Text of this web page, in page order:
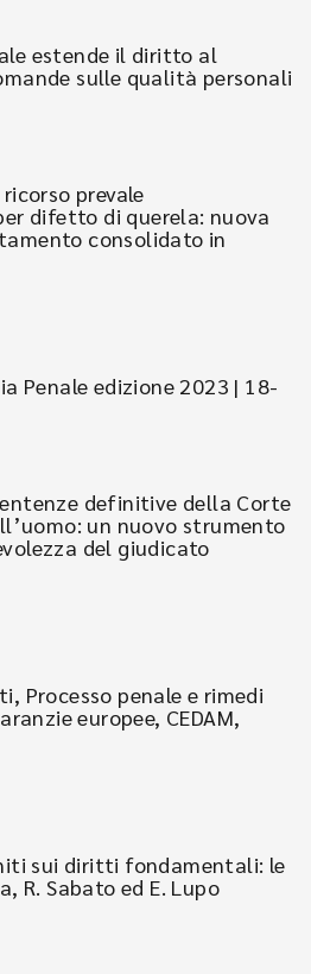
estende il diritto al
sulle qualità personali
prevale
difetto di querela: nuova
consolidato in
Penale edizione 2023 | 18-
definitive della Corte
un nuovo strumento
del giudicato
Processo penale e rimedi
europee, CEDAM,
sui diritti fondamentali: le
R. Sabato ed E. Lupo